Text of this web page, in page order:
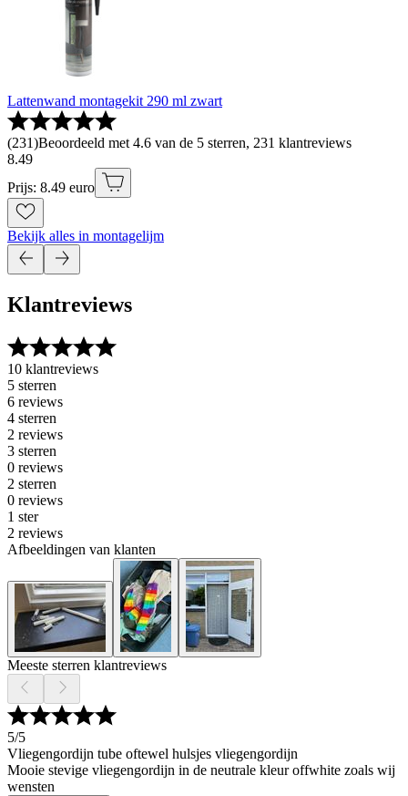
Lattenwand montagekit 290 ml zwart
(231)Beoordeeld met 4.6 van de 5 sterren, 231 klantreviews
8.49
Prijs: 8.49 euro
Bekijk alles in montagelijm
Klantreviews
10 klantreviews
5 sterren
6 reviews
4 sterren
2 reviews
3 sterren
0 reviews
2 sterren
0 reviews
1 ster
2 reviews
Afbeeldingen van klanten
Meeste sterren klantreviews
5/5
Vliegengordijn tube oftewel hulsjes vliegengordijn
Mooie stevige vliegengordijn in de neutrale kleur offwhite zoals wij
wensten